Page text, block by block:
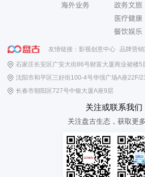
海外业务
政务文旅
医疗健康
餐饮娱乐
友情链接： 影视创意中心 品牌营
石家庄长安区广安大街86号财富大厦商业裙楼5
沈阳市和平区三好街100-4号华强广场A座22F/
长春市朝阳区727号中银大厦A座9层
关注或联系我们
关注盘古生态，获取更